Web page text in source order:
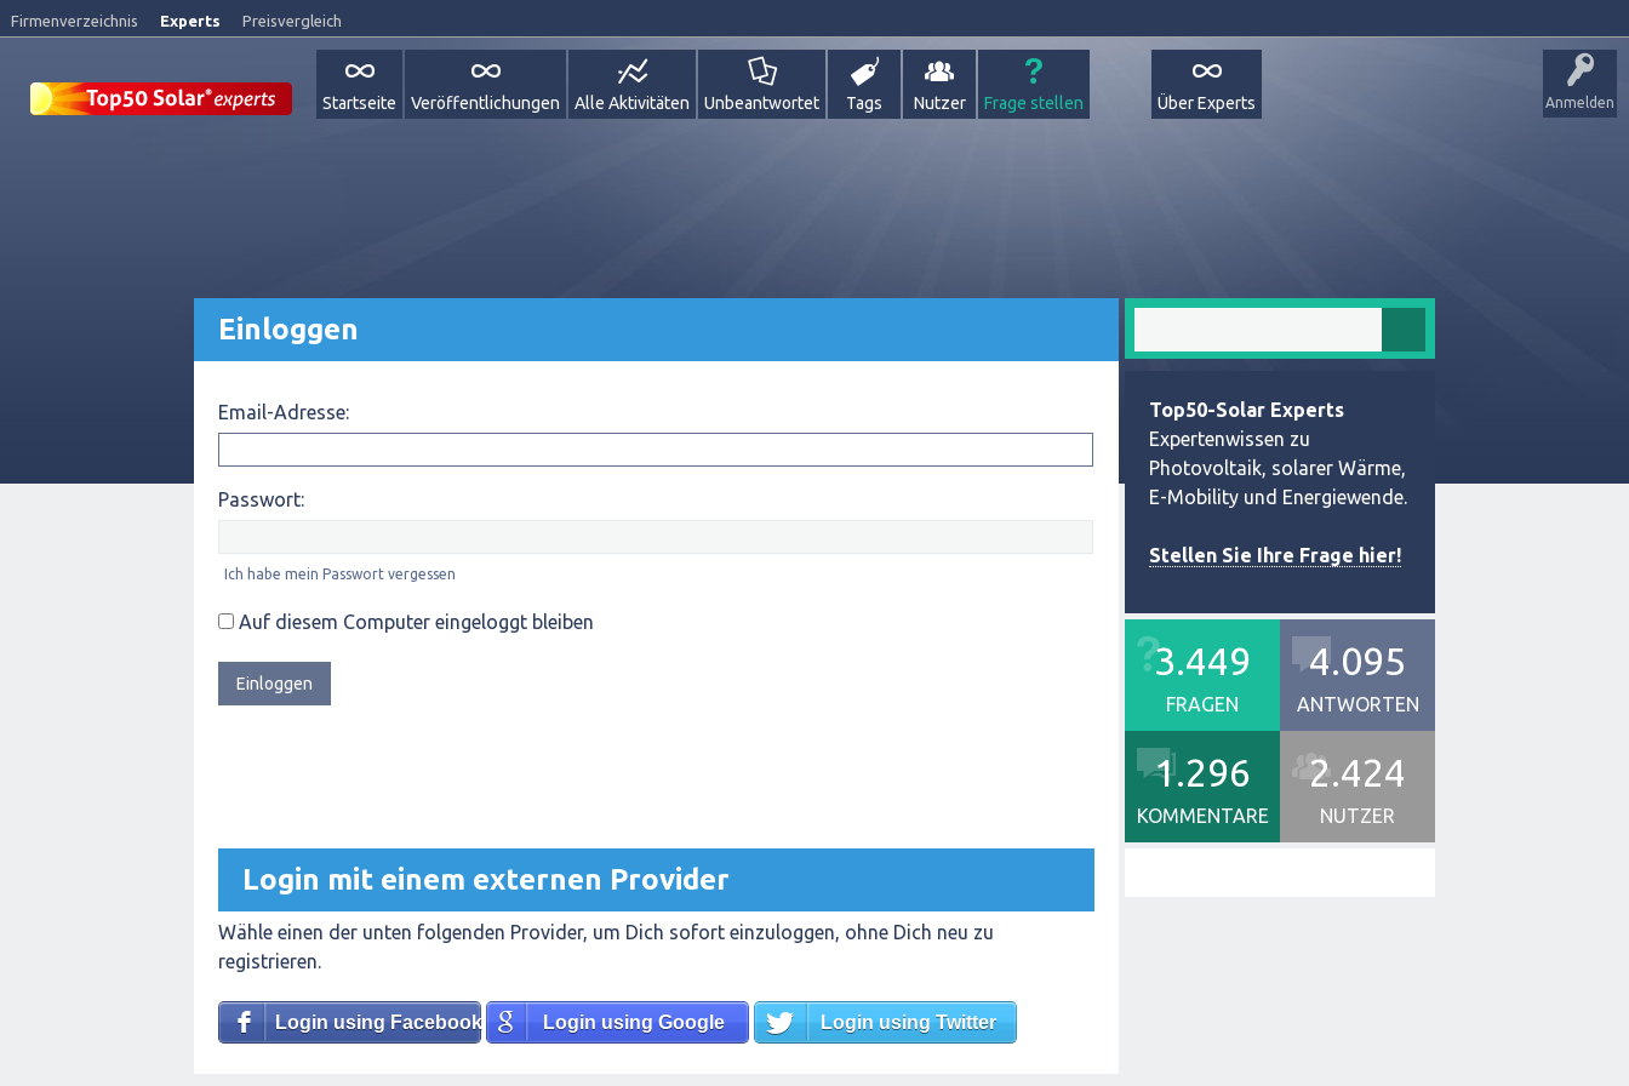
Firmenverzeichnis Experts Preisvergleich
Anmelden
Startseite Veröffentlichungen Alle Aktivitäten Unbeantwortet Tags Nutzer Frage stellen Über Experts
Einloggen
Email-Adresse:
Passwort:
Ich habe mein Passwort vergessen
Auf diesem Computer eingeloggt bleiben
Login mit einem externen Provider
Wähle einen der unten folgenden Provider, um Dich sofort einzuloggen, ohne Dich neu zu
registrieren.
Login using Facebook Login using Google Login using Twitter
Top50-Solar Experts
Expertenwissen zu
Photovoltaik, solarer Wärme,
E-Mobility und Energiewende.
Stellen Sie Ihre Frage hier!
3.449
FRAGEN
4.095
ANTWORTEN
1.296
KOMMENTARE
2.424
NUTZER